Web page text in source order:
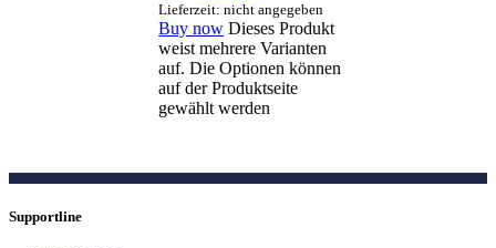
Lieferzeit: nicht angegeben
Buy now Dieses Produkt
weist mehrere Varianten
auf. Die Optionen können
auf der Produktseite
gewählt werden
Supportline